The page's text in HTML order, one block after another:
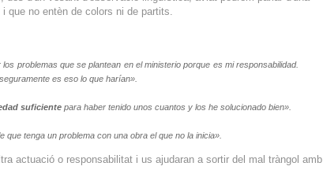
que no entèn de colors ni de partits.
problemas que se plantean en el ministerio porque es mi responsabilidad.
es eso lo que harían».
suficiente para haber tenido unos cuantos y los he solucionado bien».
que tenga un problema con una obra el que no la inicia».
actuació o responsabilitat i us ajudaran a sortir del mal tràngol amb